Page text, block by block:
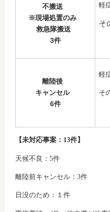
不搬送
※現場処置のみ
救急隊搬送
3件
軽
そ
離陸後
キャンセル
6件
軽
そ
【未対応事案：13件】
天候不良：5件
離陸前キャンセル：3件
日没のため：１件